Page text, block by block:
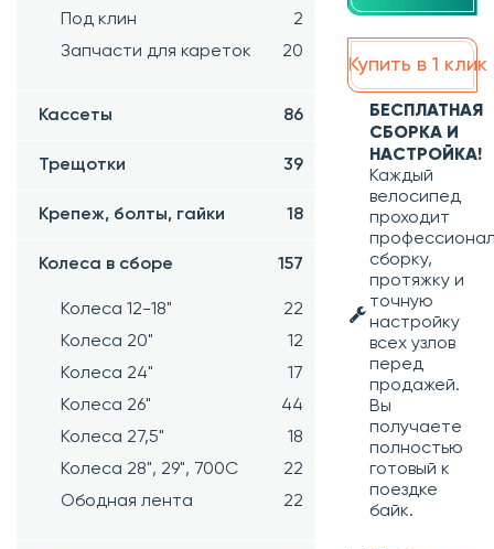
Под клин
2
Запчасти для кареток
20
Кассеты 86
Трещотки 39
Крепеж, болты, гайки 18
Колеса в сборе 157
Колеса 12-18"
22
Колеса 20"
12
Колеса 24"
17
Колеса 26"
44
Колеса 27,5"
18
Колеса 28", 29", 700С
22
Ободная лента
22
Купить в 1 клик
БЕСПЛАТНАЯ
СБОРКА И
НАСТРОЙКА!
Каждый
велосипед
проходит
сборку,
протяжку и
точную
настройку
всех узлов
перед
продажей.
Вы
получаете
полностью
готовый к
поездке
байк.